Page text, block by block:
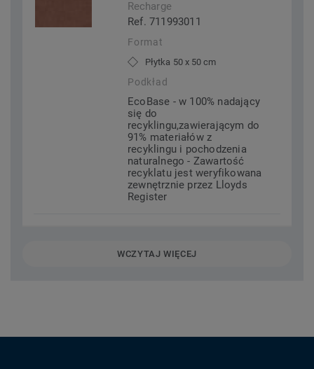
Recharge
Ref. 711993011
Format
Płytka 50 x 50 cm
Podkład
EcoBase - w 100% nadający
się do
recyklingu,zawierającym do
91% materiałów z
recyklingu i pochodzenia
naturalnego - Zawartość
recyklatu jest weryfikowana
zewnętrznie przez Lloyds
Register
WCZYTAJ WIĘCEJ